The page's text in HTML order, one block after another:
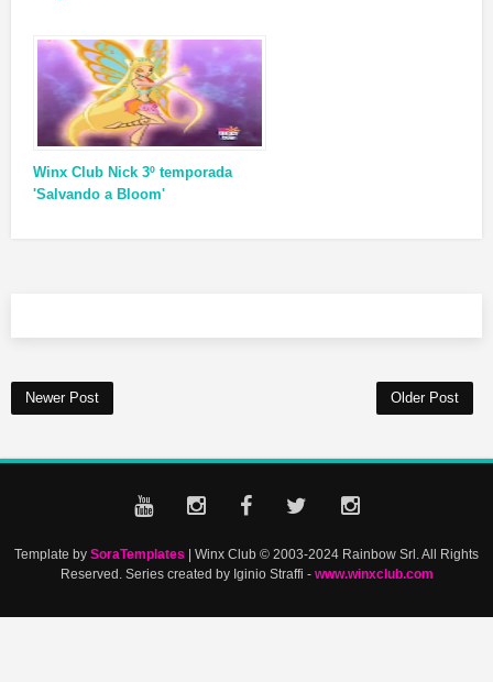
Winx Club Nick 3º temporada
'Salvando a Bloom'
Newer Post Older Post
Template by SoraTemplates | Winx Club © 2003-2024 Rainbow Srl. All Rights
Reserved. Series created by Iginio Straffi - www.winxclub.com